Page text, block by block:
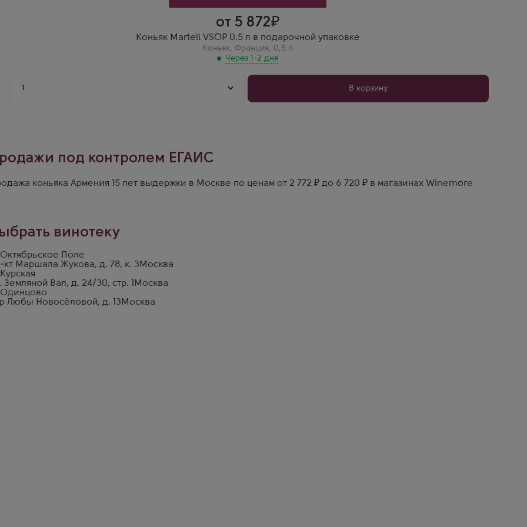
от 5 872
Коньяк Martell VSOP 0.5 л в подарочной упаковке
Коньяк, Франция, 0,5 л
Через 1-2 дня
1 В корзину
под контролем ЕГАИС
коньяка Армения 15 лет выдержки в Москве по ценам от 2 772 ₽ до 6 720 ₽ в магазинах Winemore
винотеку
Поле
кт Маршала Жукова, д. 78, к. 3 Москва
Земляной Вал, д. 24/30, стр. 1
Москва
Любы Новосёловой, д. 13 Москва